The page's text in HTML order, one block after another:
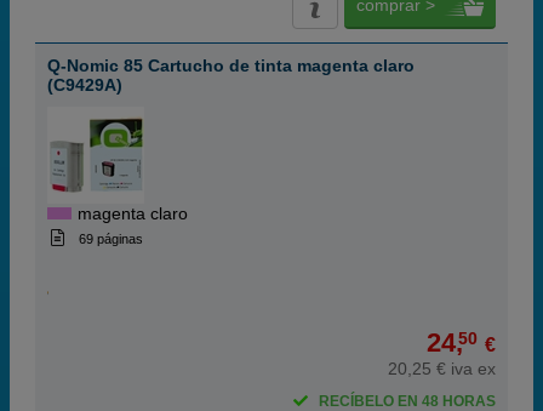
comprar >
Q-Nomic 85 Cartucho de tinta magenta claro
(C9429A)
magenta claro
69 páginas
24,50 €
20,25 € iva ex
RECÍBELO EN 48 HORAS